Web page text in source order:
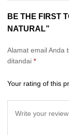
BE THE FIRST
NATURAL”
Alamat email Anda
ditandai *
Your rating of this